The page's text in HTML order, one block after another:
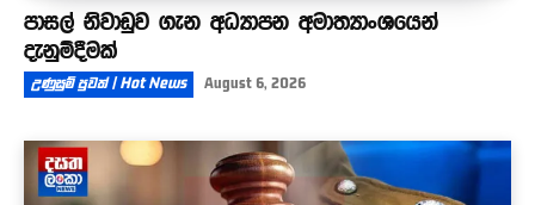
පාසල් නිවාඩුව ගැන අධ්‍යාපන අමාත්‍යාංශයෙන්
දැනුම්දීමක්
උණුසුම් පුවත් | Hot News August 6, 2026